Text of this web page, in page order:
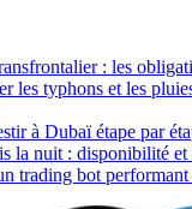
: les
les typhons et les
à Dubaï étape par
la nuit : disponibilité et
trading bot